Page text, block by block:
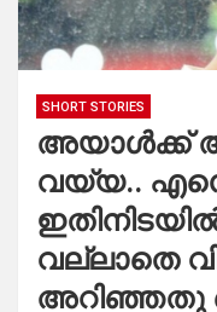
SHORT STORIES
അയാൾക്ക്
വയ്യ..
വല്ലാതെ
അറിഞ്ഞതു